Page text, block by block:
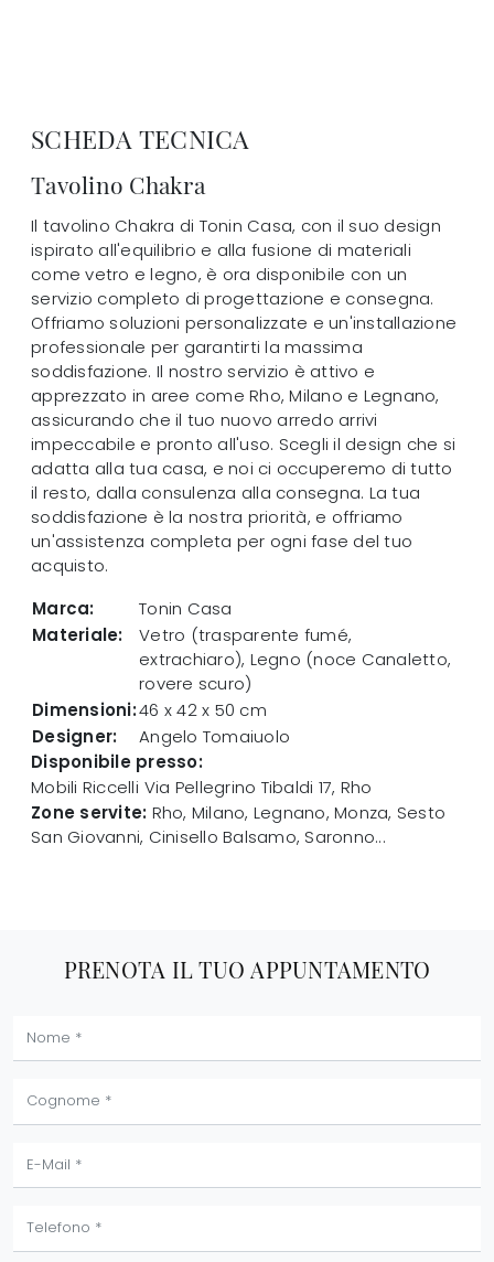
SCHEDA TECNICA
Tavolino Chakra
Il tavolino Chakra di Tonin Casa, con il suo design
ispirato all'equilibrio e alla fusione di materiali
come vetro e legno, è ora disponibile con un
servizio completo di progettazione e consegna.
Offriamo soluzioni personalizzate e un'installazione
professionale per garantirti la massima
soddisfazione. Il nostro servizio è attivo e
apprezzato in aree come Rho, Milano e Legnano,
assicurando che il tuo nuovo arredo arrivi
impeccabile e pronto all'uso. Scegli il design che si
adatta alla tua casa, e noi ci occuperemo di tutto
il resto, dalla consulenza alla consegna. La tua
soddisfazione è la nostra priorità, e offriamo
un'assistenza completa per ogni fase del tuo
acquisto.
Marca:
Tonin Casa
Materiale:
Vetro (trasparente fumé,
extrachiaro), Legno (noce Canaletto,
rovere scuro)
Dimensioni:46 x 42 x 50 cm
Designer:
Angelo Tomaiuolo
Disponibile presso:
Mobili Riccelli Via Pellegrino Tibaldi 17, Rho
Zone servite: Rho, Milano, Legnano, Monza, Sesto
San Giovanni, Cinisello Balsamo, Saronno...
PRENOTA IL TUO APPUNTAMENTO